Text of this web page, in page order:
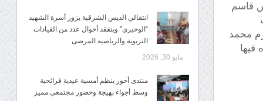
قاسم
محمد
فيها
انتقالي الديس الشرقية يزور أسرة الشهيد
“الوحيري” ويتفقد أحوال عدد من القيادات
التربوية والرياضية المرضى
مايو 30, 2026
منتدى أحور ينظم أمسية عيدية فرائحية
وسط أجواء بهيجة وحضور مجتمعي مميز